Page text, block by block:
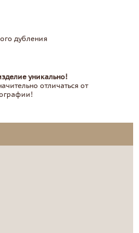
дубления
уникально!
отличаться от